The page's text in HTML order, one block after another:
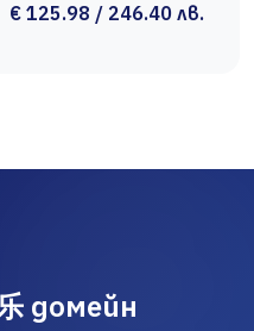
€ 125.98 / 246.40 лв.
домейн